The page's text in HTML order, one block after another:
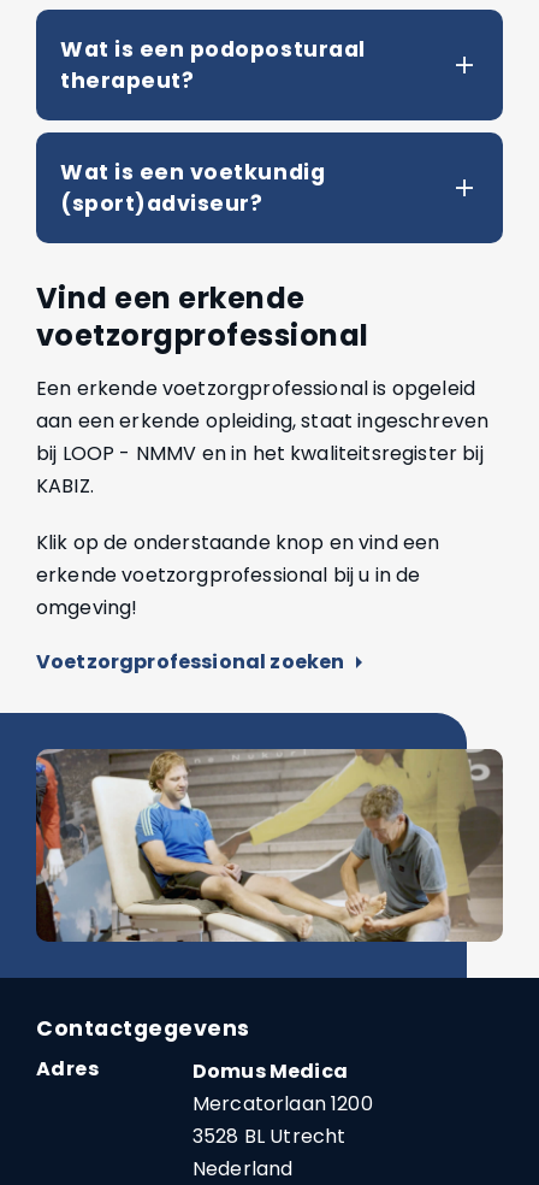
Wat is een podoposturaal
therapeut?
Wat is een voetkundig
(sport)adviseur?
Vind een erkende
voetzorgprofessional
Een erkende voetzorgprofessional is opgeleid
aan een erkende opleiding, staat ingeschreven
bij LOOP - NMMV en in het kwaliteitsregister bij
KABIZ.
Klik op de onderstaande knop en vind een
erkende voetzorgprofessional bij u in de
omgeving!
Voetzorgprofessional zoeken arrow_right
Contactgegevens
Adres
Domus Medica
Mercatorlaan 1200
3528 BL Utrecht
Nederland